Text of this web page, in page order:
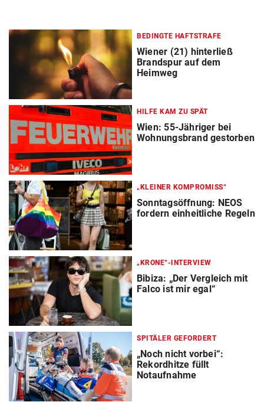
BEDINGTE HAFTSTRAFE
Wiener (21) hinterließ
Brandspur auf dem
Heimweg
HILFE KAM ZU SPÄT
Wien: 55-Jähriger bei
Wohnungsbrand gestorben
„KLEINER KOMPROMISS“
Sonntagsöffnung: NEOS
fordern einheitliche Regeln
„KRONE“-INTERVIEW
Bibiza: „Der Vergleich mit
Falco ist mir egal“
SPITÄLER GEFORDERT
„Noch nicht vorbei“:
Rekordhitze füllt
Notaufnahme